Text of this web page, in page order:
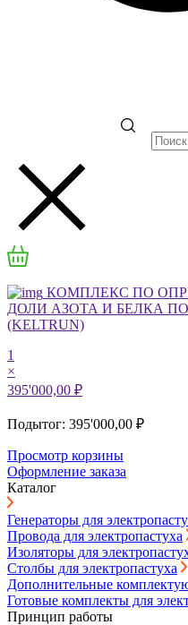
КОМПЛЕКС ПО
ДОЛИ АЗОТА И БЕЛКА
(KELTRUN)
1
×
395'000,00 ₽
Подытог: 395'000,00 ₽
Просмотр корзины
Оформление заказа
Каталог
Генераторы для
Провода для электропастуха
Изоляторы для
Столбы для электропастуха
Дополнительные
Готовые комплекты для
Принцип работы